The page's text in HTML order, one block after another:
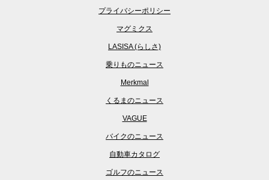
プライバシーポリシー
マグミクス
LASISA (らしさ)
乗りものニュース
Merkmal
くるまのニュース
VAGUE
バイクのニュース
自動車カタログ
ゴルフのニュース